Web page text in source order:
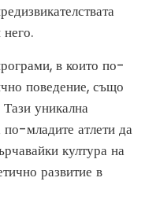
в които по-
поведение, също
уникална
по-младите атлети да
култура на
развитие в